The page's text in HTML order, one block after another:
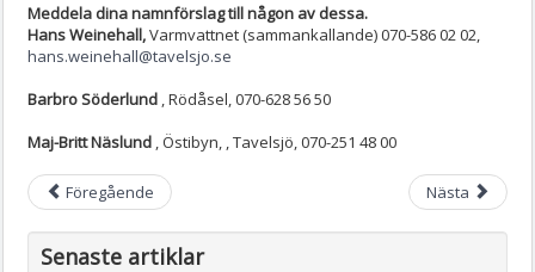
Meddela dina namnförslag till någon av dessa.
Hans Weinehall,Varmvattnet (sammankallande) 070-586 02 02,
hans.weinehall@tavelsjo.se
Barbro Söderlund , Rödåsel, 070-628 56 50
Maj-Britt Näslund , Östibyn, , Tavelsjö, 070-251 48 00
Föregående Nästa
Senaste artiklar